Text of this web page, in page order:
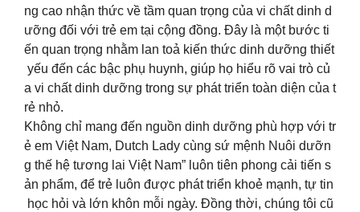
ng cao nhận thức về tầm quan trọng của vi chất dinh d
ưỡng đối với trẻ em tại cộng đồng. Đây là một bước ti
ến quan trọng nhằm lan toả kiến thức dinh dưỡng thiết
yếu đến các bậc phụ huynh, giúp họ hiểu rõ vai trò củ
a vi chất dinh dưỡng trong sự phát triển toàn diện của t
rẻ nhỏ.
Không chỉ mang đến nguồn dinh dưỡng phù hợp với tr
ẻ em Việt Nam, Dutch Lady cùng sứ mệnh Nuôi dưỡn
g thế hệ tương lai Việt Nam” luôn tiên phong cải tiến s
ản phẩm, để trẻ luôn được phát triển khoẻ mạnh, tự tin
học hỏi và lớn khôn mỗi ngày. Đồng thời, chúng tôi cũ